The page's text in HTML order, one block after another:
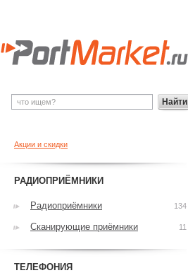
Акции и скидки
РАДИОПРИЁМНИКИ
Радиоприёмники 134
Сканирующие приёмники 11
ТЕЛЕФОНИЯ
Найти